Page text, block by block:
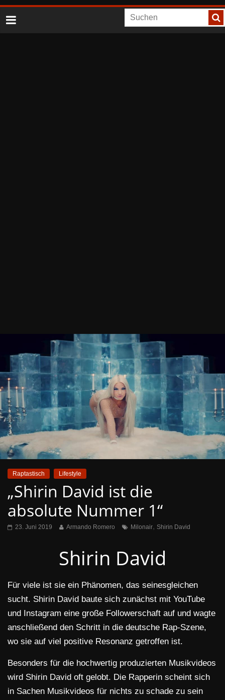
Raptastisch Lifestyle
„Shirin David ist die
absolute Nummer 1“
23. Juni 2019 Armando Romero Milonair, Shirin David
Shirin David
Für viele ist sie ein Phänomen, das seinesgleichen
sucht. Shirin David baute sich zunächst mit YouTube
und Instagram eine große Followerschaft auf und wagte
anschließend den Schritt in die deutsche Rap-Szene,
wo sie auf viel positive Resonanz getroffen ist.
Besonders für die hochwertig produzierten Musikvideos
wird Shirin David oft gelobt. Die Rapperin scheint sich
in Sachen Musikvideos für nichts zu schade zu sein